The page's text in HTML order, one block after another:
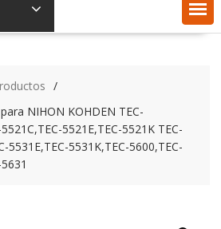
NIHON KOHDEN TEC-
5521E,TEC-5521K TEC-
5531E,TEC-5531K,TEC-5600,TEC-